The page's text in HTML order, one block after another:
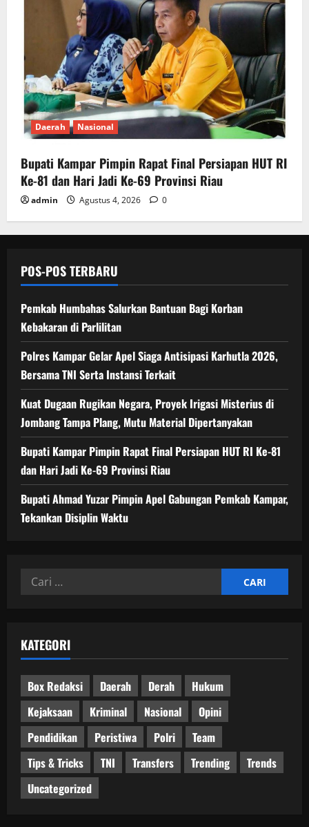
Daerah Nasional
Bupati Kampar Pimpin Rapat Final Persiapan HUT RI
Ke-81 dan Hari Jadi Ke-69 Provinsi Riau
admin Agustus 4, 2026 0
POS-POS TERBARU
Pemkab Humbahas Salurkan Bantuan Bagi Korban
Kebakaran di Parlilitan
Polres Kampar Gelar Apel Siaga Antisipasi Karhutla 2026,
Bersama TNI Serta Instansi Terkait
Kuat Dugaan Rugikan Negara, ​Proyek Irigasi Misterius di
Jombang Tampa Plang, Mutu Material Dipertanyakan
Bupati Kampar Pimpin Rapat Final Persiapan HUT RI Ke-81
dan Hari Jadi Ke-69 Provinsi Riau
Bupati Ahmad Yuzar Pimpin Apel Gabungan Pemkab Kampar,
Tekankan Disiplin Waktu
Cari
KATEGORI
Box Redaksi Daerah Derah
Hukum
Kejaksaan
Kriminal Nasional
Opini
Pendidikan
Peristiwa Polri
Team
Tips & Tricks
TNI Transfers Trending
Trends
Uncategorized